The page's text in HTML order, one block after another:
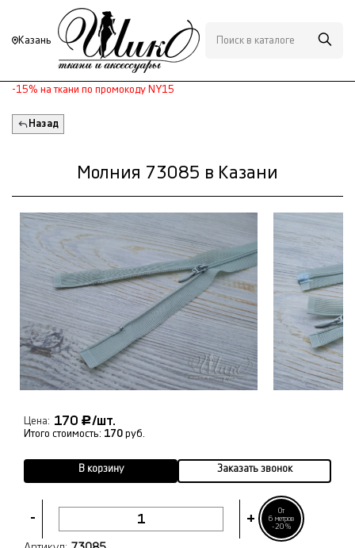
Казань
-15% на ткани по промокоду NY15
Назад
Молния 73085 в Казани
- +
От
6 метров
-20%
Цена: 170 Р/шт.
Итого стоимость: 170 руб.
В корзину Заказать звонок